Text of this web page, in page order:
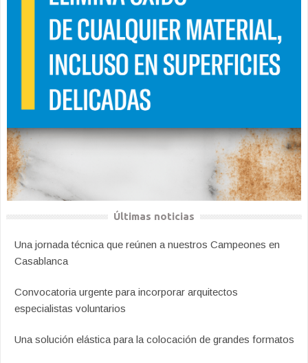
Últimas noticias
Una jornada técnica que reúnen a nuestros Campeones en
Casablanca
Convocatoria urgente para incorporar arquitectos
especialistas voluntarios
Una solución elástica para la colocación de grandes formatos